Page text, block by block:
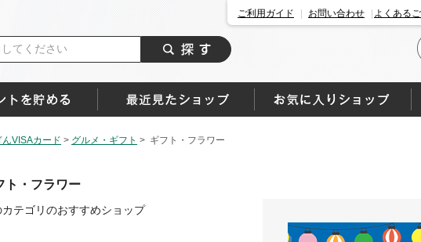
ご利用ガイド お問い合わせ よくある
VISAカード > グルメ・ギフト > ギフト・フラワー
ト・フラワー
カテゴリのおすすめショップ